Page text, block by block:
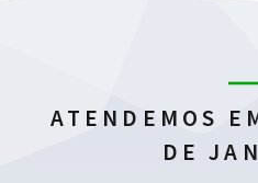
ATENDEMOS
DE